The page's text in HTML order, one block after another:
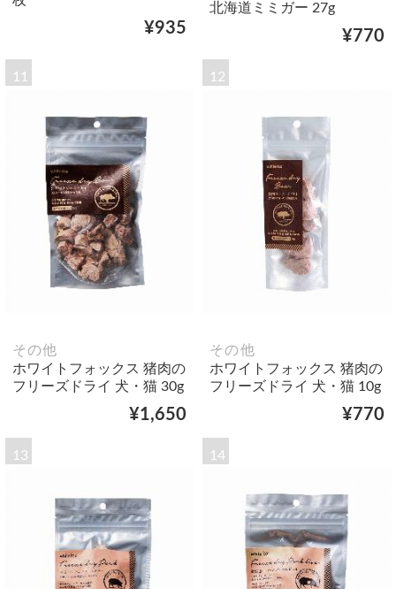
¥935
北海道ミミガー 27g
¥770
11
その他
ホワイトフォックス 猪肉の
フリーズドライ 犬・猫 30g
¥1,650
12
その他
ホワイトフォックス 猪肉の
フリーズドライ 犬・猫 10g
¥770
13 14